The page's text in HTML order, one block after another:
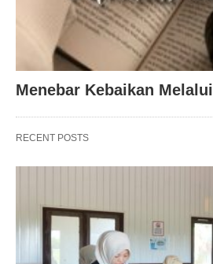
Menebar Kebaikan
RECENT POSTS